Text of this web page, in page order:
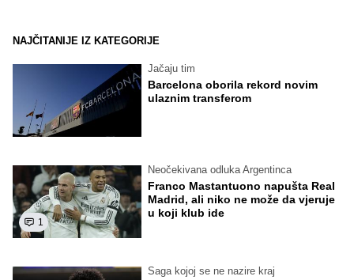
NAJČITANIJE IZ KATEGORIJE
Jačaju tim
Barcelona oborila rekord novim
ulaznim transferom
1
Neočekivana odluka Argentinca
Franco Mastantuono napušta Real
Madrid, ali niko ne može da vjeruje
u koji klub ide
Saga kojoj se ne nazire kraj